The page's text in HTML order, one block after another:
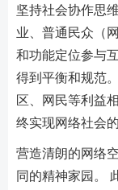
坚持社会协作思
业、普通民众（
和功能定位参与
得到平衡和规范
区、网民等利益
终实现网络社会
营造清朗的网络
同的精神家园。